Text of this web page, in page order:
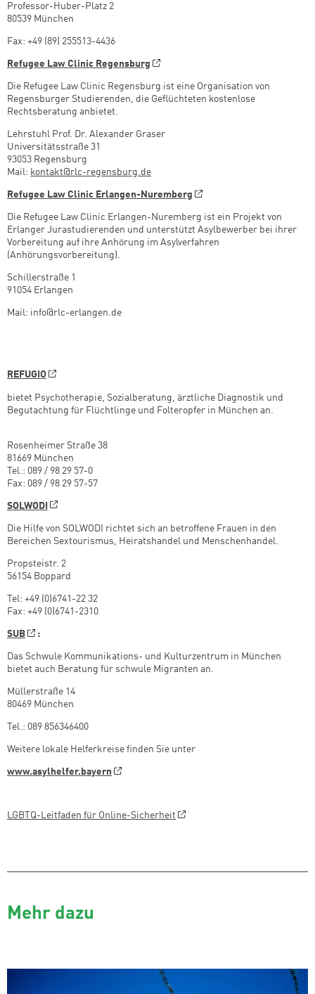
Professor-Huber-Platz 2
80539 München
Fax: +49 (89) 255513-4436
Refugee Law Clinic Regensburg
Die Refugee Law Clinic Regensburg ist eine Organisation von
Regensburger Studierenden, die Geflüchteten kostenlose
Rechtsberatung anbietet.
Lehrstuhl Prof. Dr. Alexander Graser
Universitätsstraße 31
93053 Regensburg
Mail: kontakt@rlc-regensburg.de
Refugee Law Clinic Erlangen-Nuremberg
Die Refugee Law Clinic Erlangen-Nuremberg ist ein Projekt von
Erlanger Jurastudierenden und unterstützt Asylbewerber bei ihrer
Vorbereitung auf ihre Anhörung im Asylverfahren
(Anhörungsvorbereitung).
Schillerstraße 1
91054 Erlangen
Mail: info@rlc-erlangen.de
REFUGIO
bietet Psychotherapie, Sozialberatung, ärztliche Diagnostik und
Begutachtung für Flüchtlinge und Folteropfer in München an.
Rosenheimer Straße 38
81669 München
Tel.: 089 / 98 29 57-0
Fax: 089 / 98 29 57-57
SOLWODI
Die Hilfe von SOLWODI richtet sich an betroffene Frauen in den
Bereichen Sextourismus, Heiratshandel und Menschenhandel.
Propsteistr. 2
56154 Boppard
Tel: +49 (0)6741-22 32
Fax: +49 (0)6741-2310
SUB :
Das Schwule Kommunikations- und Kulturzentrum in München
bietet auch Beratung für schwule Migranten an.
Müllerstraße 14
80469 München
Tel.: 089 856346400
Weitere lokale Helferkreise finden Sie unter
www.asylhelfer.bayern
LGBTQ-Leitfaden für Online-Sicherheit
Mehr dazu